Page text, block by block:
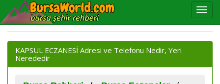
KAPSÜL ECZANESİ Adresi ve Telefonu Nedir, Yeri
Nerededir